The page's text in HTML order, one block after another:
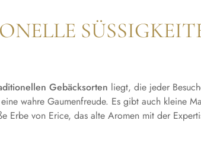
Gebäcksorten liegt, die jeder
wahre Gaumenfreude. Es gibt auch kleine
Erbe von Erice, das alte Aromen mit der